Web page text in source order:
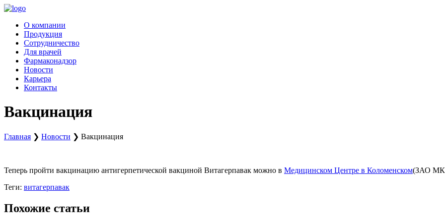
Перейти
содержимому
О компании
Продукция
Сотрудничество
Для врачей
Фармаконадзор
Новости
Карьера
Контакты
Вакцинация
Главная ❯ Новости ❯ Вакцинация
Теперь пройти вакцинацию антигерпетической вакциной Витагерпавак можно в Медицинском Центре в Коломенском(ЗАО
Теги: витагерпавак
Похожие статьи